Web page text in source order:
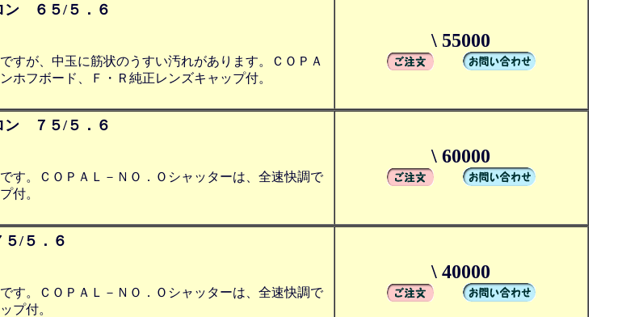
ン ６５/５．６
すが、中玉に筋状のうすい汚れがあります。ＣＯＰＡ
ホフボード、Ｆ・Ｒ純正レンズキャップ付。
\ 55000
ン ７５/５．６
す。ＣＯＰＡＬ－ＮＯ．Ｏシャッターは、全速快調で
付。
\ 60000
/５．６
す。ＣＯＰＡＬ－ＮＯ．Ｏシャッターは、全速快調で
プ付。
\ 40000